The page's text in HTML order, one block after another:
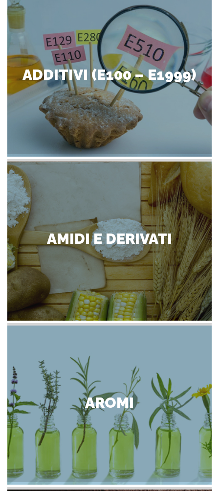
ADDITIVI (E100 – E1999)
AMIDI E DERIVATI
AROMI